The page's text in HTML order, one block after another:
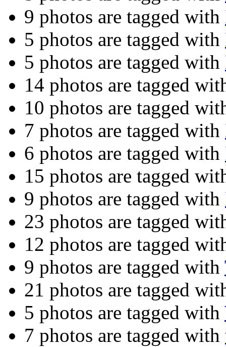
9 photos are tagged with
5 photos are tagged with
5 photos are tagged with
14 photos are tagged
10 photos are tagged
7 photos are tagged with
6 photos are tagged with
15 photos are tagged
9 photos are tagged with
23 photos are tagged
12 photos are tagged
9 photos are tagged with
21 photos are tagged
5 photos are tagged with
7 photos are tagged with